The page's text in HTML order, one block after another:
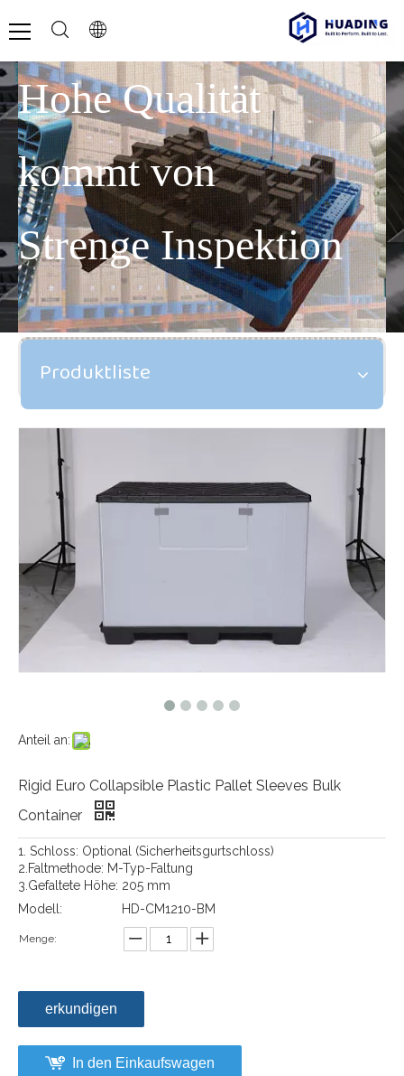
Hohe Qualität
kommt von
Strenge Inspektion
Produktliste
Anteil an:
Rigid Euro Collapsible Plastic Pallet Sleeves Bulk
Container
1. Schloss: Optional (Sicherheitsgurtschloss)
2.Faltmethode: M-Typ-Faltung
3.Gefaltete Höhe: 205 mm
Modell:
HD-CM1210-BM
Menge:
erkundigen
In den Einkaufswagen